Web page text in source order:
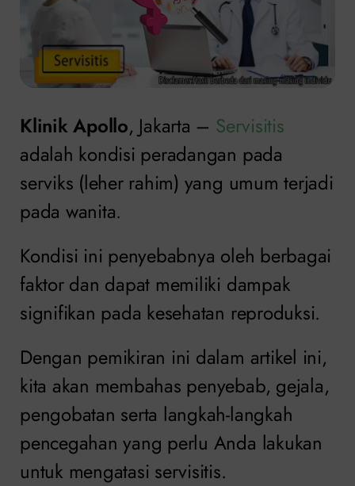
Klinik Apollo, Jakarta – Servisitis
adalah kondisi peradangan pada
serviks (leher rahim) yang umum terjadi
pada wanita.
Kondisi ini penyebabnya oleh berbagai
faktor dan dapat memiliki dampak
signifikan pada kesehatan reproduksi.
Dengan pemikiran ini dalam artikel ini,
kita akan membahas penyebab, gejala,
pengobatan serta langkah-langkah
pencegahan yang perlu Anda lakukan
untuk mengatasi servisitis.